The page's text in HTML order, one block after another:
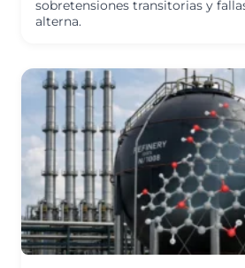
sobretensiones transitorias y
alterna.